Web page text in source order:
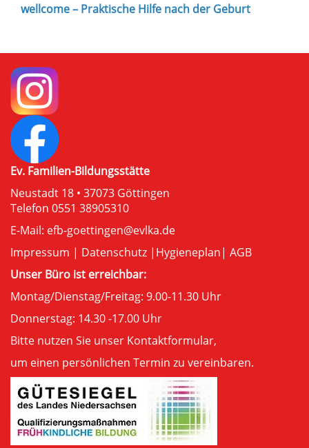
wellcome – Praktische Hilfe nach der Geburt
Ev. Familien-Bildungsstätte
Neustadt 18 • 37073 Göttingen
Telefon 0551 38905310
E-Mail: efb-goettingen@evlka.de
Impressum | Datenschutz | Hygieneplan| AGB
Unser Büro ist erreichbar:
Montag/Dienstag/Freitag: 9.00-11.30 Uhr
Donnerstag: 14.30 -17.00 Uhr
Bitte nutzen Sie unser Kontaktformular,
um einen persönlichen Termin zu vereinbaren.